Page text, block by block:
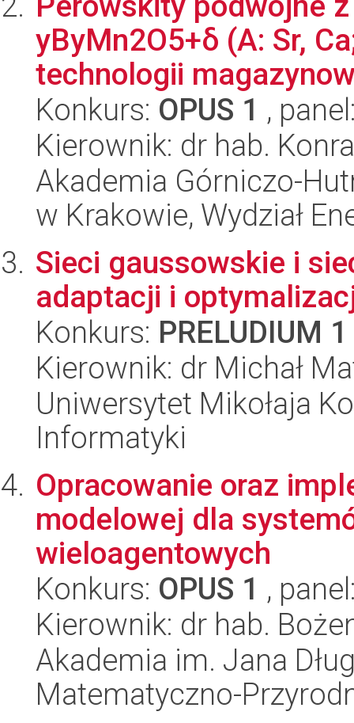
yByMn2O5+δ (A: Sr,
technologii
Konkurs: OPUS 1 ,
Kierownik: dr hab.
Akademia Górniczo-
w Krakowie, Wydział
Sieci gaussowskie i
adaptacji i
Konkurs: PRELUDIUM 1
Kierownik: dr Michał
Uniwersytet Mikołaja
Informatyki
Opracowanie oraz
modelowej dla
wieloagentowych
Konkurs: OPUS 1 ,
Kierownik: dr hab.
Akademia im. Jana
Matematyczno-